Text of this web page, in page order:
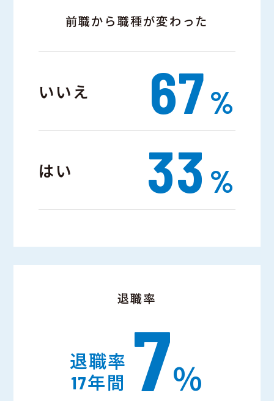
前職から職種が変わった
いいえ 67%
はい 33 %
退職率
退職率
17年間 7%